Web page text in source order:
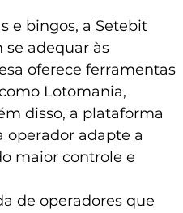
e bingos, a Setebit
adequar às
oferece ferramentas
Lotomania,
disso, a plataforma
operador adapte a
maior controle e
de operadores que